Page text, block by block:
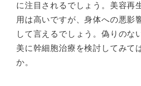
に注目されるでしょう。美容再
用は高いですが、身体への悪影
して言えるでしょう。偽りのな
美に幹細胞治療を検討してみて
か。